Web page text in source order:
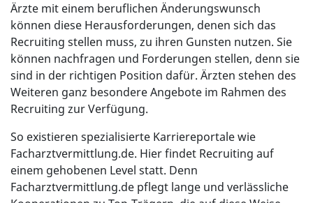
Ärzte mit einem beruflichen Änderungswunsch
können diese Herausforderungen, denen sich das
Recruiting stellen muss, zu ihren Gunsten nutzen. Sie
können nachfragen und Forderungen stellen, denn sie
sind in der richtigen Position dafür. Ärzten stehen des
Weiteren ganz besondere Angebote im Rahmen des
Recruiting zur Verfügung.
So existieren spezialisierte Karriereportale wie
Facharztvermittlung.de. Hier findet Recruiting auf
einem gehobenen Level statt. Denn
Facharztvermittlung.de pflegt lange und verlässliche